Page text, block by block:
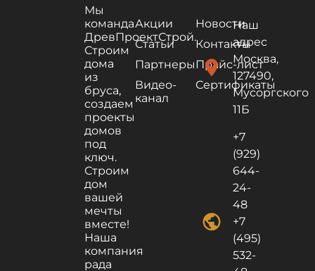
Мы
команда
ДревПроектСтрой.
Строим
дома
из
бруса,
создаем
проекты
домов
под
ключ.
Строим
дом
вашей
мечты
вместе!
Наша
компания
рада
Акции
Новости
Статьи
Контакты
ПартнерыПрайс-лист
Видео-
канал
Сертификаты
location_on
Наш
адрес
Москва,
127490,
Мусоргского
11Б
public
+7
(929)
644-
24-
48
+7
(495)
532-